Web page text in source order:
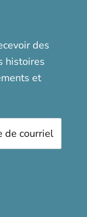
des
histoires
et